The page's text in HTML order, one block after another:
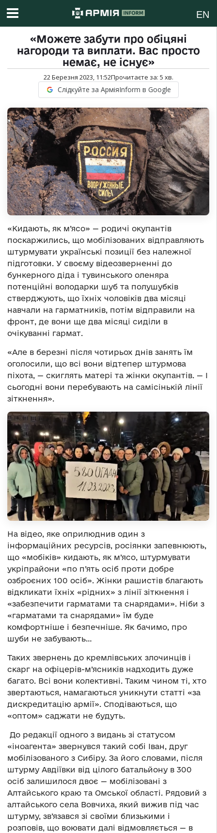
EN
«Можете забути про обіцяні
нагороди та виплати. Вас просто
немає, не існує»
22 Березня 2023, 11:52Прочитаєте за: 5 хв.
Слідкуйте за АрміяInform в Google
«Кидають, як м’ясо» — родичі окупантів
поскаржились, що мобілізованих відправляють
штурмувати українські позиції без належної
підготовки. У своєму відеозверненні до
бункерного діда і тувинського оленяра
потенційні володарки шуб та полушубків
стверджують, що їхніх чоловіків два місяці
навчали на гарматників, потім відправили на
фронт, де вони ще два місяці сиділи в
очікуванні гармат.
«Але в березні після чотирьох днів занять їм
оголосили, що всі вони відтепер штурмова
піхота, — скиглять матері та жінки окупантів. — І
сьогодні вони перебувають на самісінькій лінії
зіткнення».
На відео, яке оприлюднив один з
інформаційних ресурсів, росіянки запевнюють,
що «мобіків» кидають, як м’ясо, штурмувати
укріпрайони «по п’ять осіб проти добре
озброєних 100 осіб». Жінки рашистів благають
відкликати їхніх «рідних» з лінії зіткнення і
«забезпечити гарматами та снарядами». Ніби з
«гарматами та снарядами» їм буде
комфортніше і безпечніше. Як бачимо, про
шуби не забувають…
Таких звернень до кремлівських злочинців і
скарг на офіцерів-м’ясників надходить дуже
багато. Всі вони колективні. Таким чином ті, хто
звертаються, намагаються уникнути статті «за
дискредитацію армії». Сподіваються, що
«оптом» саджати не будуть.
До редакції одного з видань зі статусом
«іноагента» звернувся такий собі Іван, друг
мобілізованого з Сибіру. За його словами, після
штурму Авдіївки від цілого батальйону в 300
осіб залишилося двоє — мобілізовані з
Алтайського краю та Омської області. Рядовий з
алтайського села Вовчиха, який вижив під час
штурму, зв’язався зі своїми близькими і
розповів, що воювати далі відмовляється — в